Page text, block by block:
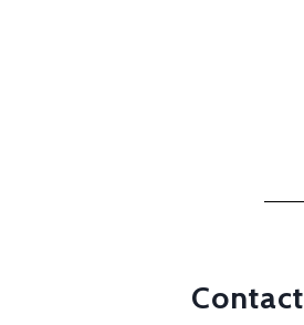
Contact